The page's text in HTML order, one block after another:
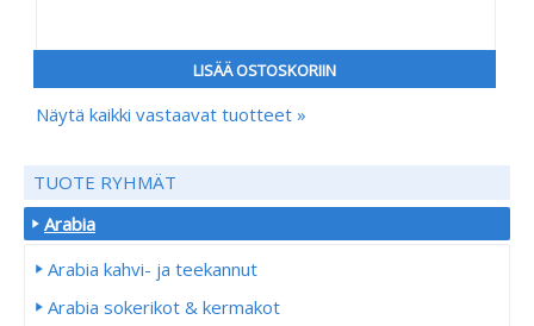
LISÄÄ OSTOSKORIIN
Näytä kaikki vastaavat tuotteet »
TUOTE RYHMÄT
Arabia
Arabia kahvi- ja teekannut
Arabia sokerikot & kermakot